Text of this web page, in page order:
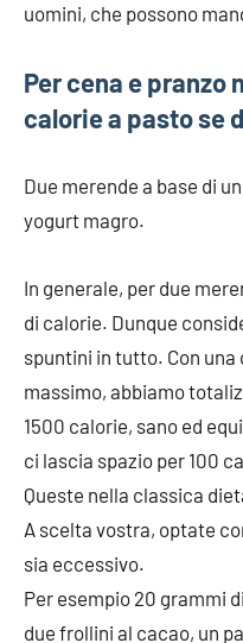
uomini, che possono
Per cena e pranzo
calorie a pasto se
Due merende a base di
yogurt magro.
In generale, per due
di calorie. Dunque
spuntini in tutto. Con
massimo, abbiamo
1500 calorie, sano ed
ci lascia spazio per 100
Queste nella classica
A scelta vostra, optate
sia eccessivo.
Per esempio 20 grammi
due frollini al cacao, un